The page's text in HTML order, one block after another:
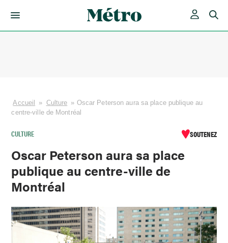
Accueil » Culture » Oscar Peterson aura sa place publique au
centre-ville de Montréal
CULTURE SOUTENEZ
Oscar Peterson aura sa place
publique au centre-ville de
Montréal